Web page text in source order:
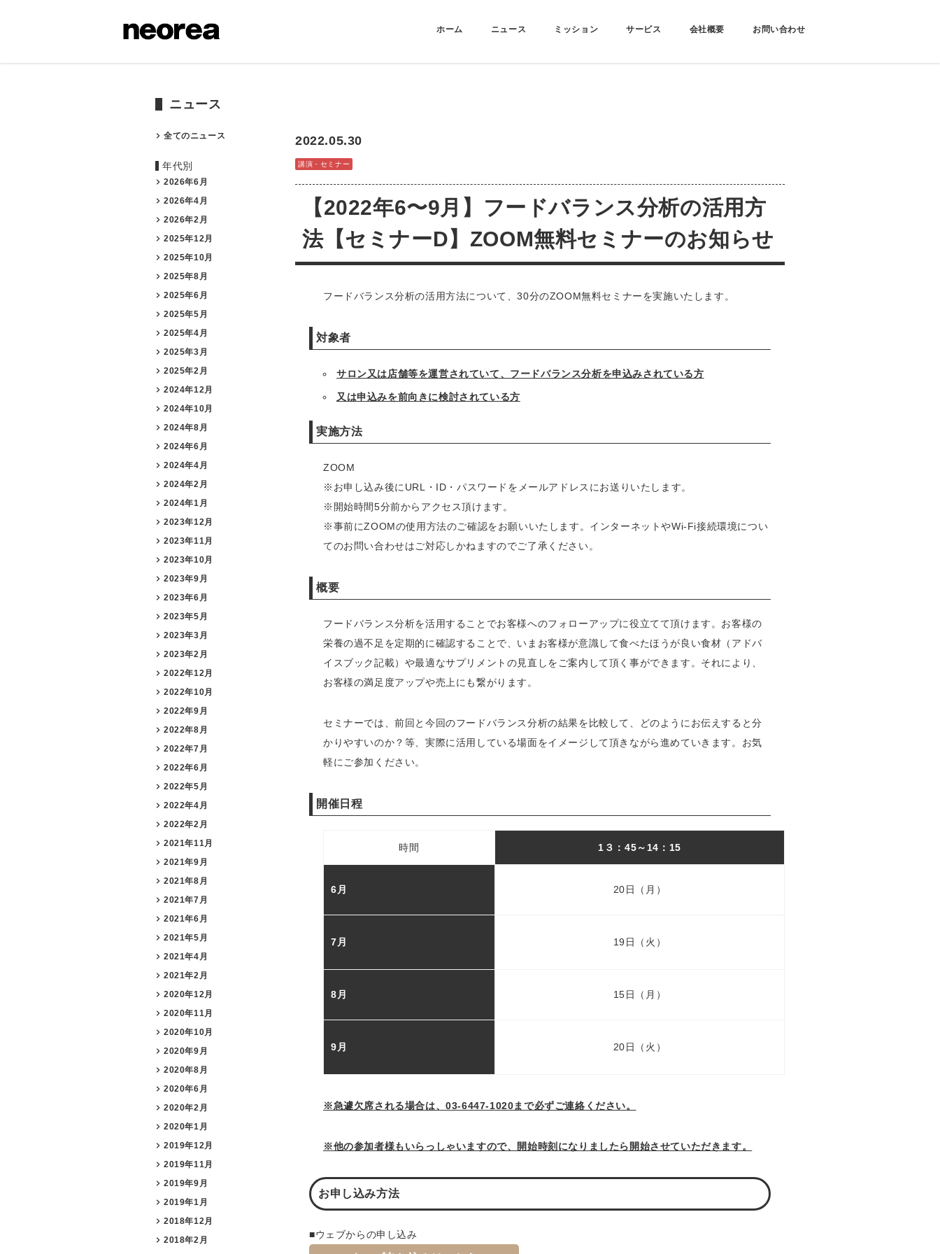
ホーム ニュース ミッション サービス 会社概要 お問い合わせ
ニュース
2022.05.30
講演・セミナー
【2022年6〜9月】フードバランス分析の活用方
法【セミナーD】ZOOM無料セミナーのお知らせ
フードバランス分析の活用方法について、30分のZOOM無料セミナーを実施いたします。
対象者
サロン又は店舗等を運営されていて、フードバランス分析を申込みされている方
又は申込みを前向きに検討されている方
実施方法
ZOOM
※お申し込み後にURL・ID・パスワードをメールアドレスにお送りいたします。
※開始時間5分前からアクセス頂けます。
※事前にZOOMの使用方法のご確認をお願いいたします。インターネットやWi-Fi接続環境につい
てのお問い合わせはご対応しかねますのでご了承ください。
概要
フードバランス分析を活用することでお客様へのフォローアップに役立てて頂けます。お客様の
栄養の過不足を定期的に確認することで、いまお客様が意識して食べたほうが良い食材（アドバ
イスブック記載）や最適なサプリメントの見直しをご案内して頂く事ができます。それにより、
お客様の満足度アップや売上にも繋がります。
セミナーでは、前回と今回のフードバランス分析の結果を比較して、どのようにお伝えすると分
かりやすいのか？等、実際に活用している場面をイメージして頂きながら進めていきます。お気
軽にご参加ください。
開催日程
時間 1３：45～ 14：15
6月 20日（月）
7月 19日（火）
8月 15日（月）
9月 20日（火）
※急遽欠席される場合は、03-6447-1020まで必ずご連絡ください。
※他の参加者様もいらっしゃいますので、開始時刻になりましたら開始させていただきます。
お申し込み方法
■ウェブからの申し込み
全てのニュース
年代別
2026年6月
2026年4月
2026年2月
2025年12月
2025年10月
2025年8月
2025年6月
2025年5月
2025年4月
2025年3月
2025年2月
2024年12月
2024年10月
2024年8月
2024年6月
2024年4月
2024年2月
2024年1月
2023年12月
2023年11月
2023年10月
2023年9月
2023年6月
2023年5月
2023年3月
2023年2月
2022年12月
2022年10月
2022年9月
2022年8月
2022年7月
2022年6月
2022年5月
2022年4月
2022年2月
2021年11月
2021年9月
2021年8月
2021年7月
2021年6月
2021年5月
2021年4月
2021年2月
2020年12月
2020年11月
2020年10月
2020年9月
2020年8月
2020年6月
2020年2月
2020年1月
2019年12月
2019年11月
2019年9月
2019年1月
2018年12月
2018年2月